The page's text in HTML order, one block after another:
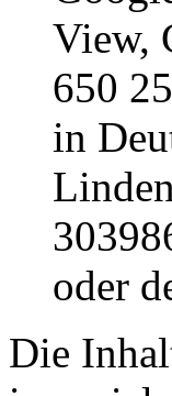
View,
650
in
oder
Die